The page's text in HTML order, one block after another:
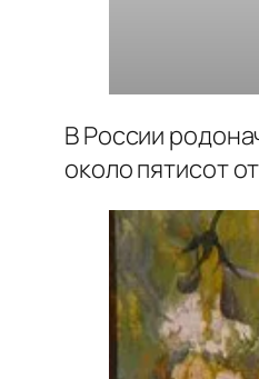
В России
около пятисот